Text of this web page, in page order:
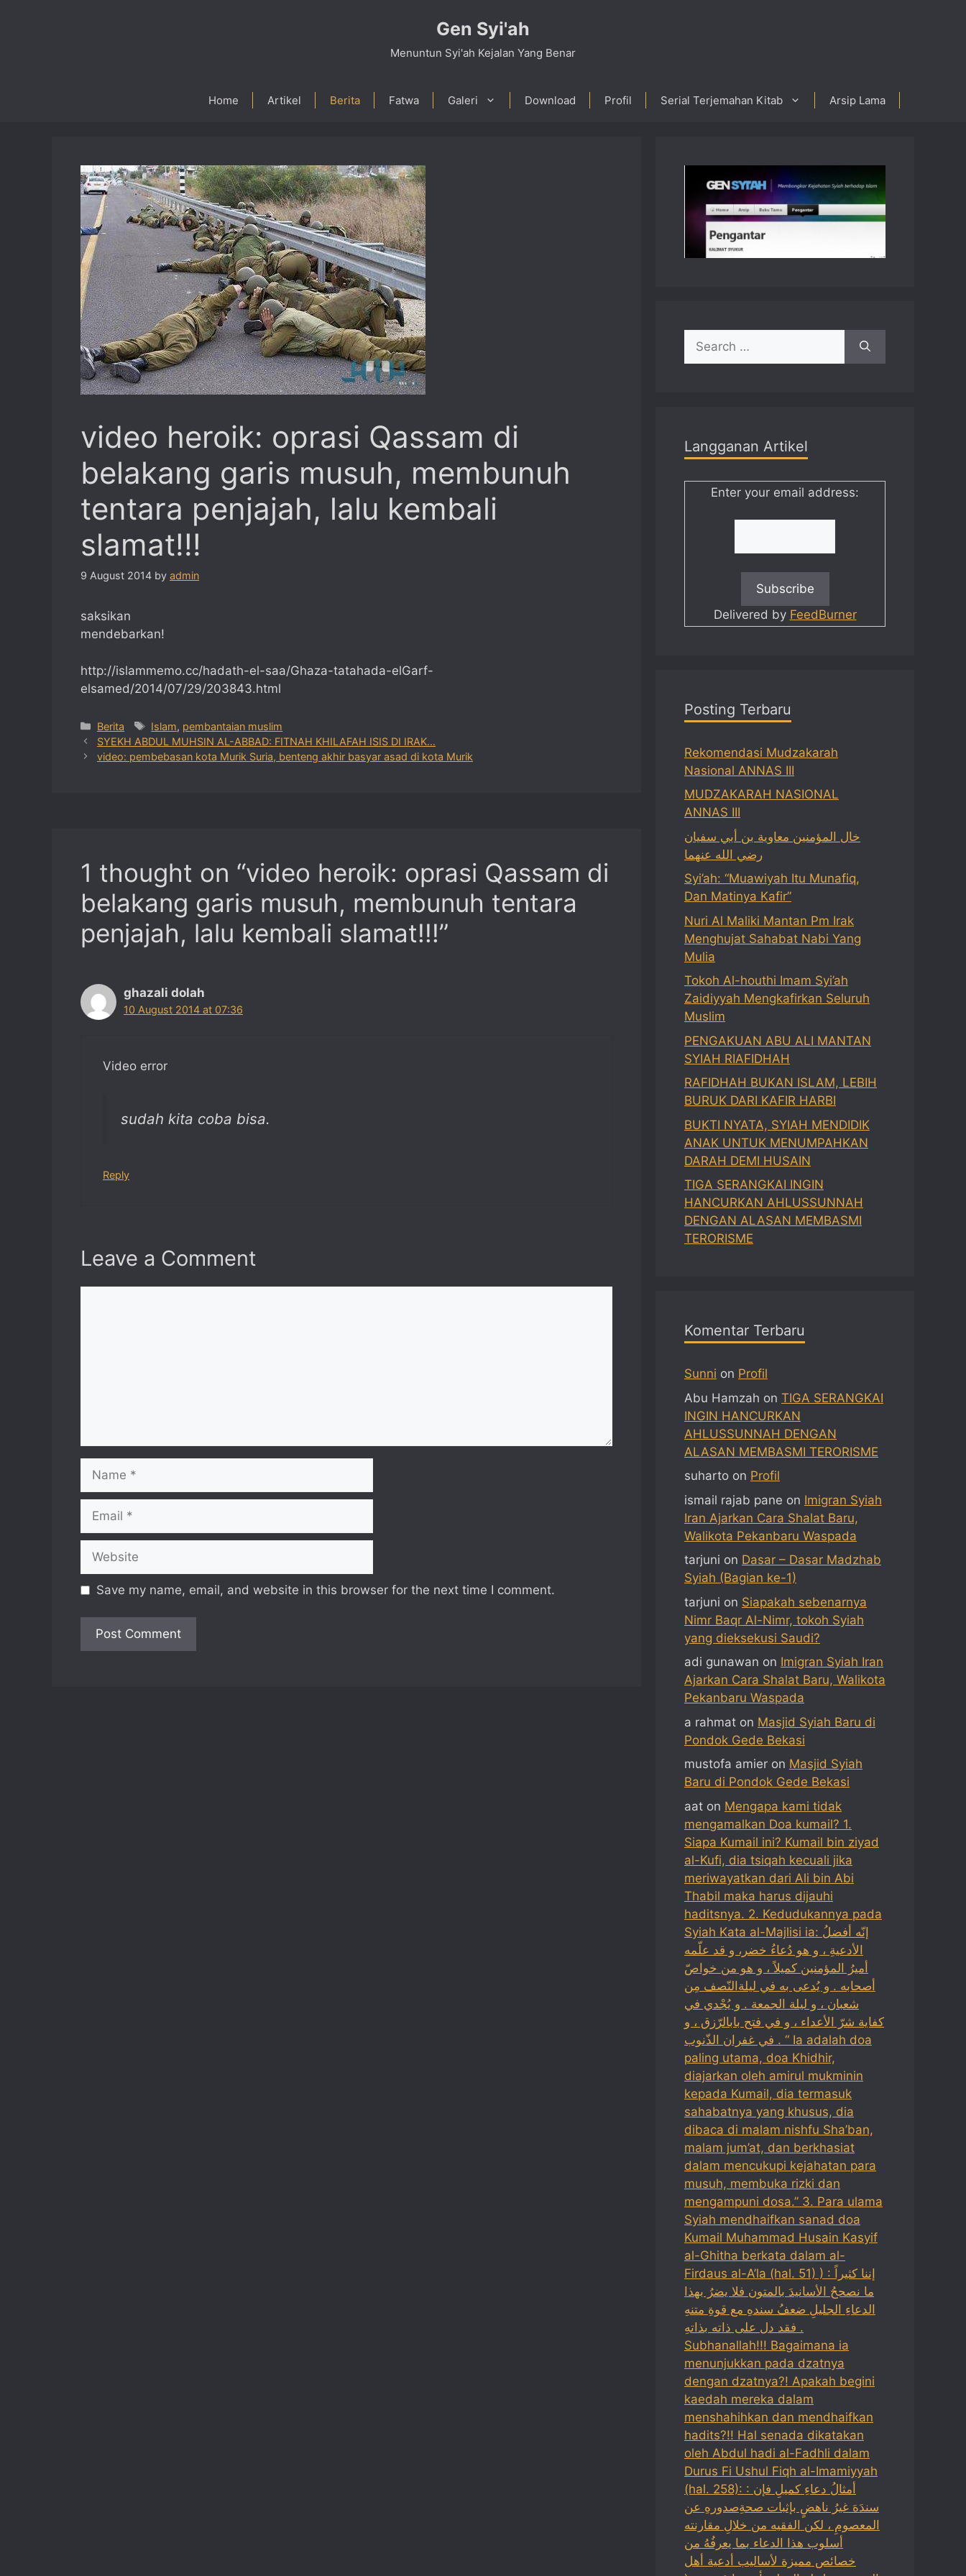
Gen Syi'ah
Menuntun Syi'ah Kejalan Yang Benar
Home Artikel Berita Fatwa Galeri Download Profil Serial Terjemahan Kitab Arsip Lama
video heroik: oprasi Qassam di
belakang garis musuh, membunuh
tentara penjajah, lalu kembali
slamat!!!
9 August 2014 by admin
saksikan
mendebarkan!
http://islammemo.cc/hadath-el-saa/Ghaza-tatahada-elGarf-
elsamed/2014/07/29/203843.html
Categories
Berita Tags
Islam, pembantaian muslim
SYEKH ABDUL MUHSIN AL-ABBAD: FITNAH KHILAFAH ISIS DI IRAK…
video: pembebasan kota Murik Suria, benteng akhir basyar asad di kota Murik
1 thought on “video heroik: oprasi Qassam di
belakang garis musuh, membunuh tentara
penjajah, lalu kembali slamat!!!”
ghazali dolah
10 August 2014 at 07:36
Video error
sudah kita coba bisa.
Reply
Leave a Comment
Save my name, email, and website in this browser for the next time I comment.
for:
Langganan Artikel
Enter your email address:
Delivered by FeedBurner
Posting Terbaru
Rekomendasi Mudzakarah
Nasional ANNAS III
MUDZAKARAH NASIONAL
ANNAS III
خال المؤمنين معاوية بن أبي سفيان
رضي الله عنهما
Syi’ah: “Muawiyah Itu Munafiq,
Dan Matinya Kafir”
Nuri Al Maliki Mantan Pm Irak
Menghujat Sahabat Nabi Yang
Mulia
Tokoh Al-houthi Imam Syi’ah
Zaidiyyah Mengkafirkan Seluruh
Muslim
PENGAKUAN ABU ALI MANTAN
SYIAH RIAFIDHAH
RAFIDHAH BUKAN ISLAM, LEBIH
BURUK DARI KAFIR HARBI
BUKTI NYATA, SYIAH MENDIDIK
ANAK UNTUK MENUMPAHKAN
DARAH DEMI HUSAIN
TIGA SERANGKAI INGIN
HANCURKAN AHLUSSUNNAH
DENGAN ALASAN MEMBASMI
TERORISME
Komentar Terbaru
Sunni on Profil
Abu Hamzah on TIGA SERANGKAI
INGIN HANCURKAN
AHLUSSUNNAH DENGAN
ALASAN MEMBASMI TERORISME
suharto on Profil
ismail rajab pane on Imigran Syiah
Iran Ajarkan Cara Shalat Baru,
Walikota Pekanbaru Waspada
tarjuni on Dasar – Dasar Madzhab
Syiah (Bagian ke-1)
tarjuni on Siapakah sebenarnya
Nimr Baqr Al-Nimr, tokoh Syiah
yang dieksekusi Saudi?
adi gunawan on Imigran Syiah Iran
Ajarkan Cara Shalat Baru, Walikota
Pekanbaru Waspada
a rahmat on Masjid Syiah Baru di
Pondok Gede Bekasi
mustofa amier on Masjid Syiah
Baru di Pondok Gede Bekasi
aat on Mengapa kami tidak
mengamalkan Doa kumail? 1.
Siapa Kumail ini? Kumail bin ziyad
al-Kufi, dia tsiqah kecuali jika
meriwayatkan dari Ali bin Abi
Thabil maka harus dijauhi
haditsnya. 2. Kedudukannya pada
Syiah Kata al-Majlisi ia: إنّه أفضلُ
الأدعيةِ ، و هو دُعاءُ خضر، و قد علّمه
أميرُ المؤمنين كميلاً ، و هو من خواصّ
أصحابه . و يُدعى به في ليلةالنّصف مِن
شعبان ، و ليلة الجمعة . و يُجْدي في
كفاية شرّ الأعداء ، و في فتح بابالرّزق ، و
في غفران الذّنوب . “ Ia adalah doa
paling utama, doa Khidhir,
diajarkan oleh amirul mukminin
kepada Kumail, dia termasuk
sahabatnya yang khusus, dia
dibaca di malam nishfu Sha’ban,
malam jum’at, dan berkhasiat
dalam mencukupi kejahatan para
musuh, membuka rizki dan
mengampuni dosa.” 3. Para ulama
Syiah mendhaifkan sanad doa
Kumail Muhammad Husain Kasyif
al-Ghitha berkata dalam al-
Firdaus al-A’la (hal. 51) ) : إننا كثيراً
ما نصححُ الأسانيدَ بالمتون فلا يضرُ بهذا
الدعاءِ الجليلِ ضعفُ سندهِ مع قوةِ متنهِ
فقد دل على ذاته بذاتهِ .
Subhanallah!!! Bagaimana ia
menunjukkan pada dzatnya
dengan dzatnya?! Apakah begini
kaedah mereka dalam
menshahihkan dan mendhaifkan
hadits?!! Hal senada dikatakan
oleh Abdul hadi al-Fadhli dalam
Durus Fi Ushul Fiqh al-Imamiyyah
(hal. 258): : أمثالُ دعاءِ كميلِ فإن
سندَهَ غيرُ ناهضٍ بإثبات صحةِصدورهِ عن
المعصومِ ، لكن الفقيه من خلالِ مقارنته
أسلوب هذا الدعاء بما يعرفُهُ من
خصائص مميزة لأساليب أدعية أهل